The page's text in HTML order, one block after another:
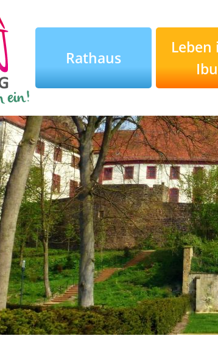
Rathaus
Leben